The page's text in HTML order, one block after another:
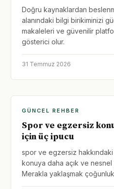
Doğru kaynaklardan
alanındaki bilgi birikiminizi
makaleleri ve güvenilir
gösterici olur.
31 Temmuz 2026
GÜNCEL REHBER
Spor ve egzersiz
için üç ipucu
spor ve egzersiz hakkındaki
konuya daha açık ve nesnel
Merakla yaklaşmak